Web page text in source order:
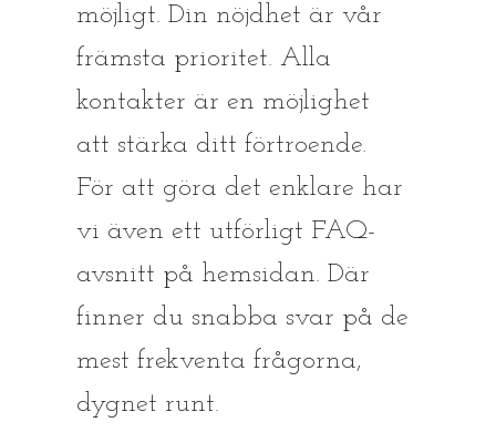
möjligt. Din nöjdhet är vår
främsta prioritet. Alla
kontakter är en möjlighet
att stärka ditt förtroende.
För att göra det enklare har
vi även ett utförligt FAQ-
avsnitt på hemsidan. Där
finner du snabba svar på de
mest frekventa frågorna,
dygnet runt.